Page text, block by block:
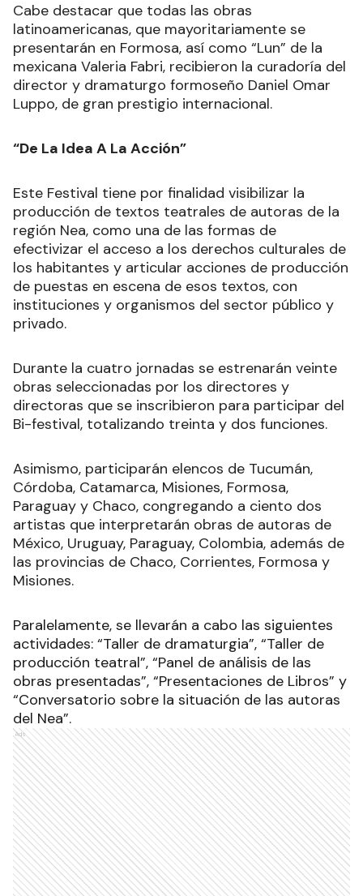
Cabe destacar que todas las obras
latinoamericanas, que mayoritariamente se
presentarán en Formosa, así como “Lun” de la
mexicana Valeria Fabri, recibieron la curadoría del
director y dramaturgo formoseño Daniel Omar
Luppo, de gran prestigio internacional.
“De La Idea A La Acción”
Este Festival tiene por finalidad visibilizar la
producción de textos teatrales de autoras de la
región Nea, como una de las formas de
efectivizar el acceso a los derechos culturales de
los habitantes y articular acciones de producción
de puestas en escena de esos textos, con
instituciones y organismos del sector público y
privado.
Durante la cuatro jornadas se estrenarán veinte
obras seleccionadas por los directores y
directoras que se inscribieron para participar del
Bi-festival, totalizando treinta y dos funciones.
Asimismo, participarán elencos de Tucumán,
Córdoba, Catamarca, Misiones, Formosa,
Paraguay y Chaco, congregando a ciento dos
artistas que interpretarán obras de autoras de
México, Uruguay, Paraguay, Colombia, además de
las provincias de Chaco, Corrientes, Formosa y
Misiones.
Paralelamente, se llevarán a cabo las siguientes
actividades: “Taller de dramaturgia”, “Taller de
producción teatral”, “Panel de análisis de las
obras presentadas”, “Presentaciones de Libros” y
“Conversatorio sobre la situación de las autoras
del Nea”.
Ads